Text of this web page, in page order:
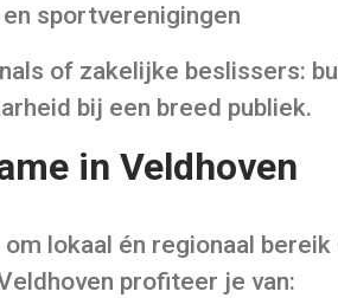
sportverenigingen
of zakelijke beslissers:
bij een breed publiek.
in Veldhoven
lokaal én regionaal bereik
profiteer je van: